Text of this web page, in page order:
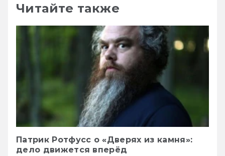
Читайте также
Патрик Ротфусс о «Дверях из камня»:
дело движется вперёд